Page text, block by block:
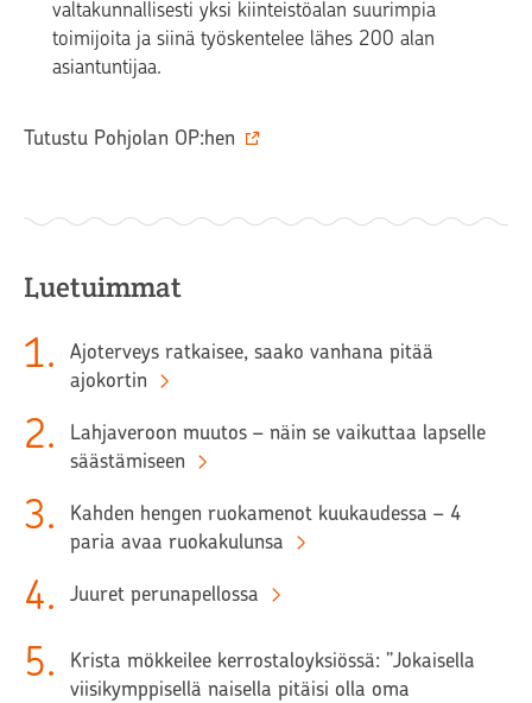
valtakunnallisesti yksi kiinteistöalan suurimpia
toimijoita ja siinä työskentelee lähes 200 alan
asiantuntijaa.
Tutustu Pohjolan OP:hen
Luetuimmat
1.
Ajoterveys ratkaisee, saako vanhana pitää
ajokortin
2.
Lahjaveroon muutos – näin se vaikuttaa lapselle
säästämiseen
3.
Kahden hengen ruokamenot kuukaudessa – 4
paria avaa ruokakulunsa
4. Juuret perunapellossa
5.
Krista mökkeilee kerrostaloyksiössä: ”Jokaisella
viisikymppisellä naisella pitäisi olla oma